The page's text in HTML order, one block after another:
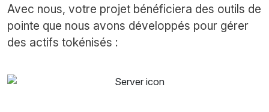
Avec nous, votre projet bénéficiera des outils de
pointe que nous avons développés pour gérer
des actifs tokénisés :